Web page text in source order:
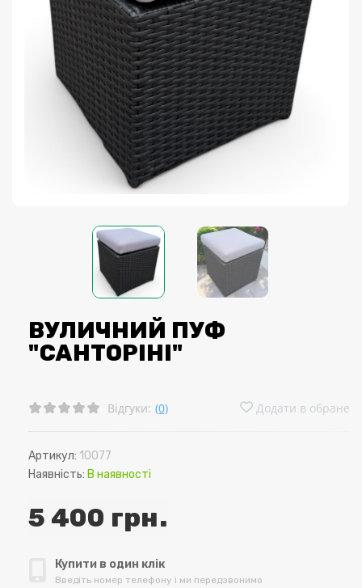
ВУЛИЧНИЙ ПУФ
"САНТОРІНІ"
Відгуки: (0) Додати в обране
Артикул: 10077
Наявність: В наявності
5 400 грн.
Купити в один клік
Введіть номер телефону і ми передзвонимо